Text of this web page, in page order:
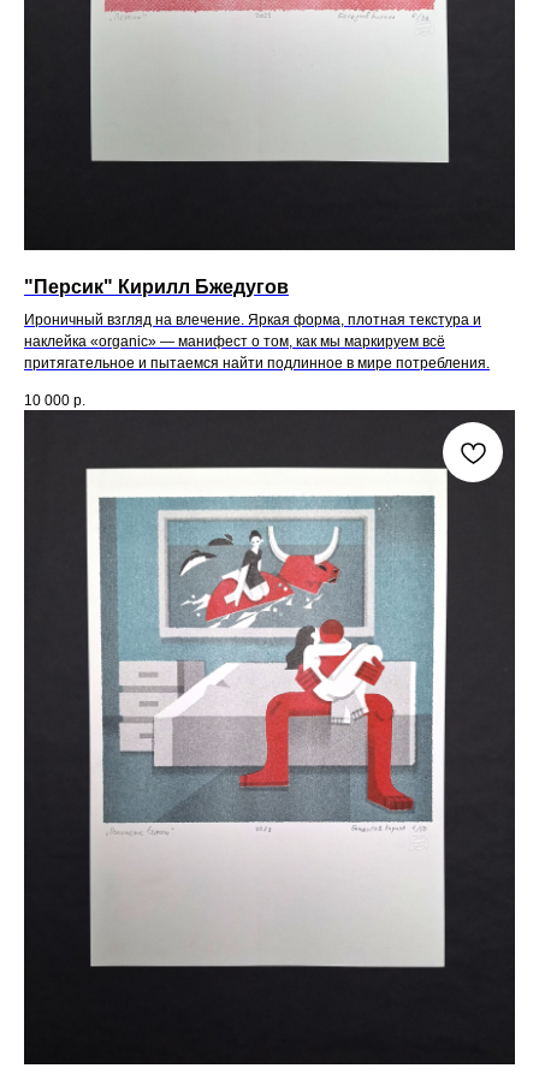
"Персик" Кирилл Бжедугов
Ироничный взгляд на влечение. Яркая форма, плотная текстура и
наклейка «organic» — манифест о том, как мы маркируем всё
притягательное и пытаемся найти подлинное в мире потребления.
10 000 р.